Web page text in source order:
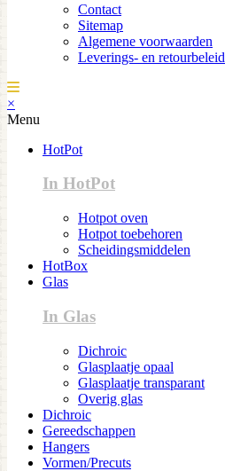
Contact
Sitemap
Algemene voorwaarden
Leverings- en retourbeleid
×
Menu
HotPot
In HotPot
Hotpot oven
Hotpot toebehoren
Scheidingsmiddelen
HotBox
Glas
In Glas
Dichroic
Glasplaatje opaal
Glasplaatje transparant
Overig glas
Dichroic
Gereedschappen
Hangers
Vormen/Precuts